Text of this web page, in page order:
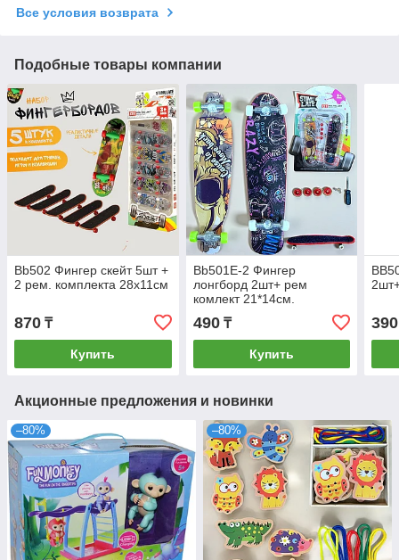
Все условия возврата
Подобные товары компании
Bb502 Фингер скейт 5шт +
2 рем. комплекта 28х11см
870 ₸
Купить
Bb501E-2 Фингер
лонгборд 2шт+ рем
комлект 21*14см.
490₸
Купить
390
Акционные предложения и новинки
–80% –80%